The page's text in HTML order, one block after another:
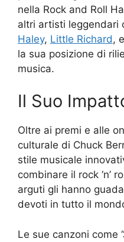
nella Rock and Roll
altri artisti leggendari
Haley, Little Richard, e
la sua posizione di
musica.
Il Suo
Oltre ai premi e alle
culturale di Chuck
stile musicale
combinare il rock ‘n’
arguti gli hanno
devoti in tutto il
Le sue canzoni come